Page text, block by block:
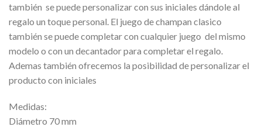
también se puede personalizar con sus iniciales dándole al
regalo un toque personal. El juego de champan clasico
también se puede completar con cualquier juego del mismo
modelo o con un decantador para completar el regalo.
Ademas también ofrecemos la posibilidad de personalizar el
producto con iniciales
Medidas:
Diámetro 70 mm